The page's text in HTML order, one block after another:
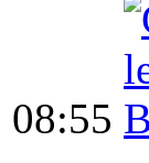
08:55